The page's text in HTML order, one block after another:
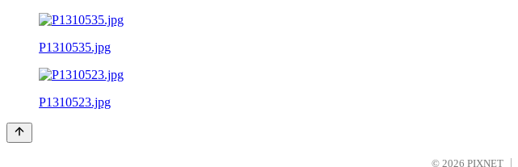
P1310535.jpg
P1310523.jpg
© 2026 PIXNET